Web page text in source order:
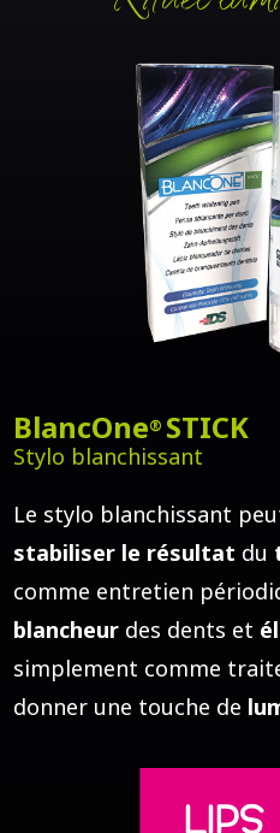
BlancOne® STICK
Stylo blanchissant
Le stylo blanchissant
stabiliser le résultat du
comme entretien
blancheur des dents et
simplement comme
donner une touche de